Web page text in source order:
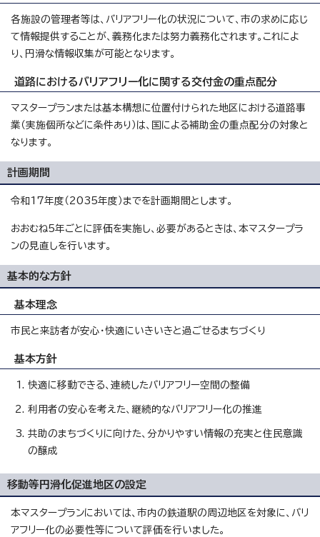
各施設の管理者等は、バリアフリー化の状況について、市の求めに応じ
て情報提供することが、義務化または努力義務化されます。これによ
り、円滑な情報収集が可能となります。
道路におけるバリアフリー化に関する交付金の重点配分
マスタープランまたは基本構想に位置付けられた地区における道路事
業（実施個所などに条件あり）は、国による補助金の重点配分の対象と
なります。
計画期間
令和17年度（2035年度）までを計画期間とします。
おおむね5年ごとに評価を実施し、必要があるときは、本マスタープラ
ンの見直しを行います。
基本的な方針
基本理念
市民と来訪者が安心・快適にいきいきと過ごせるまちづくり
基本方針
快適に移動できる、連続したバリアフリー空間の整備
利用者の安心を考えた、継続的なバリアフリー化の推進
共助のまちづくりに向けた、分かりやすい情報の充実と住民意識
の醸成
移動等円滑化促進地区の設定
本マスタープランにおいては、市内の鉄道駅の周辺地区を対象に、バリ
アフリー化の必要性等について評価を行いました。